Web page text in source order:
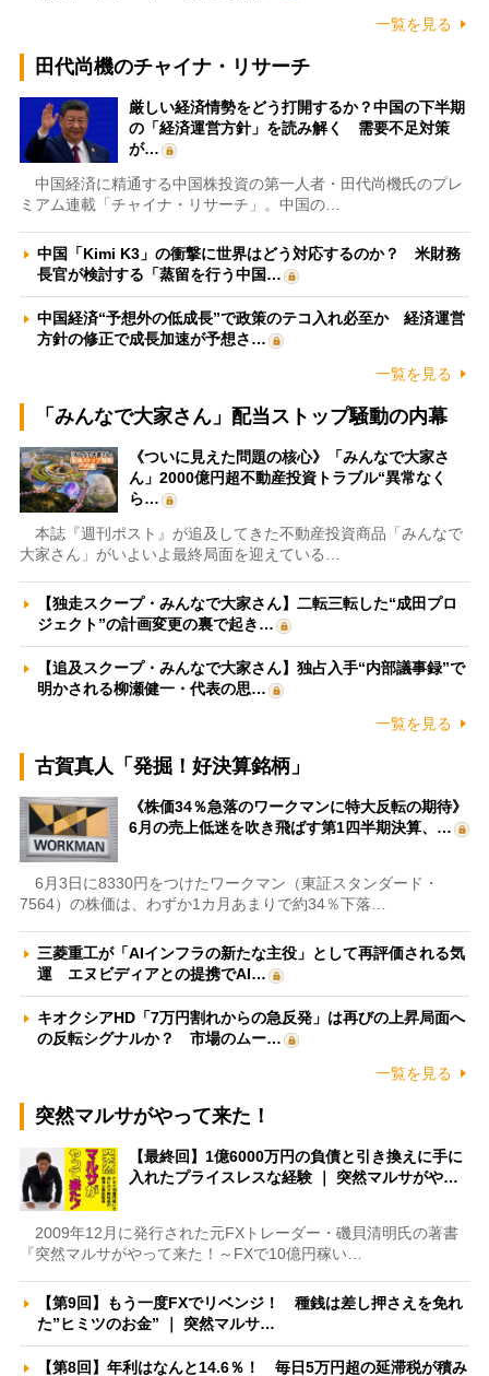
一覧を見る
田代尚機のチャイナ・リサーチ
厳しい経済情勢をどう打開するか？中国の下半期
の「経済運営方針」を読み解く 需要不足対策
が…
中国経済に精通する中国株投資の第一人者・田代尚機氏のプレ
ミアム連載「チャイナ・リサーチ」。中国の…
中国「Kimi K3」の衝撃に世界はどう対応するのか？ 米財務
長官が検討する「蒸留を行う中国…
中国経済“予想外の低成長”で政策のテコ入れ必至か 経済運営
方針の修正で成長加速が予想さ…
一覧を見る
「みんなで大家さん」配当ストップ騒動の内幕
《ついに見えた問題の核心》「みんなで大家さ
ん」2000億円超不動産投資トラブル“異常なく
ら…
本誌『週刊ポスト』が追及してきた不動産投資商品「みんなで
大家さん」がいよいよ最終局面を迎えている…
【独走スクープ・みんなで大家さん】二転三転した“成田プロ
ジェクト”の計画変更の裏で起き…
【追及スクープ・みんなで大家さん】独占入手“内部議事録”で
明かされる柳瀬健一・代表の思…
一覧を見る
古賀真人「発掘！好決算銘柄」
《株価34％急落のワークマンに特大反転の期待》
6月の売上低迷を吹き飛ばす第1四半期決算、…
6月3日に8330円をつけたワークマン（東証スタンダード・
7564）の株価は、わずか1カ月あまりで約34％下落…
三菱重工が「AIインフラの新たな主役」として再評価される気
運 エヌビディアとの提携でAI…
キオクシアHD「7万円割れからの急反発」は再びの上昇局面へ
の反転シグナルか？ 市場のムー…
一覧を見る
突然マルサがやって来た！
【最終回】1億6000万円の負債と引き換えに手に
入れたプライスレスな経験 ｜ 突然マルサがや…
2009年12月に発行された元FXトレーダー・磯貝清明氏の著書
『突然マルサがやって来た！～FXで10億円稼い…
【第9回】もう一度FXでリベンジ！ 種銭は差し押さえを免れ
た”ヒミツのお金” ｜ 突然マルサ…
【第8回】年利はなんと14.6％！ 毎日5万円超の延滞税が積み